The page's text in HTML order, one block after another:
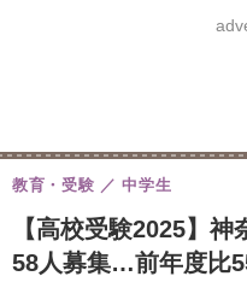
8月開催
【高校受験2025】
58人募集…前年度比
教育・受験 中学生